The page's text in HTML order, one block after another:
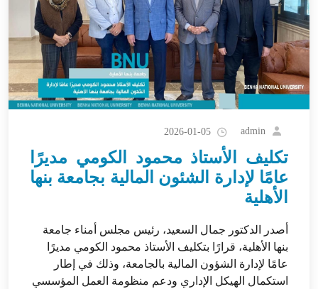
admin
2026-01-05
تكليف الأستاذ محمود الكومي مديرًا
عامًا لإدارة الشئون المالية بجامعة بنها
الأهلية
أصدر الدكتور جمال السعيد، رئيس مجلس أمناء جامعة
بنها الأهلية، قرارًا بتكليف الأستاذ محمود الكومي مديرًا
عامًا لإدارة الشؤون المالية بالجامعة، وذلك في إطار
استكمال الهيكل الإداري ودعم منظومة العمل المؤسسي